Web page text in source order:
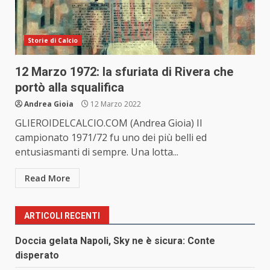
Storie di Calcio
12 Marzo 1972: la sfuriata di Rivera che
portò alla squalifica
Andrea Gioia 12 Marzo 2022
GLIEROIDELCALCIO.COM (Andrea Gioia) Il
campionato 1971/72 fu uno dei più belli ed
entusiasmanti di sempre. Una lotta...
Read More
ARTICOLI RECENTI
Doccia gelata Napoli, Sky ne è sicura: Conte
disperato